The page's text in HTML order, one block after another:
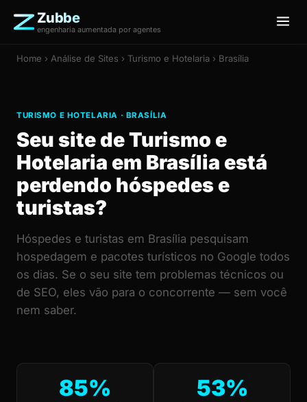
Zubbe
engenharia aumentada por agentes
Home › Análise de Sites › Turismo e Hotelaria › Brasília
TURISMO E HOTELARIA · BRASÍLIA
Seu site de Turismo e
Hotelaria em Brasília está
perdendo hóspedes e
turistas?
Hóspedes e turistas em Brasília pesquisam
hospedagem e pacotes turísticos no Google todos
os dias. Se o seu site tem problemas técnicos ou
de SEO, eles vão para o concorrente — sem você
nem saber.
85% 53%